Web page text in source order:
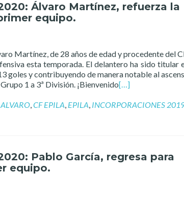
2020: Álvaro Martínez, refuerza la
equipo.
Martínez, de 28 años de edad y procedente del
esta temporada. El delantero ha sido titular
goles y contribuyendo de manera notable al
1 a 3ª División. ¡Bienvenido[…]
ALVARO,CF EPILA, EPILA, INCORPORACIONES
Pablo García, regresa para
equipo.